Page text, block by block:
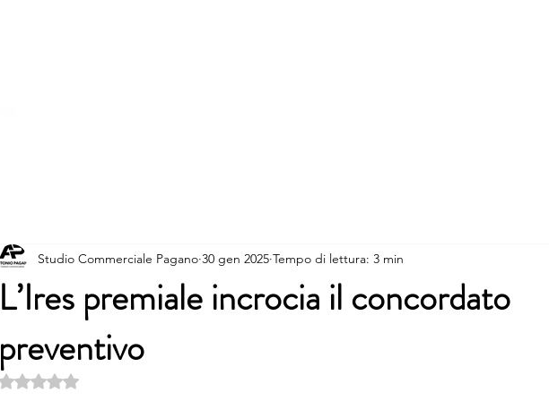
L’Ires premiale incrocia il concordato
preventivo
Studio Commerciale Pagano 30 gen 2025 Tempo di lettura: 3 min
Valutazione NaN stelle su 5.